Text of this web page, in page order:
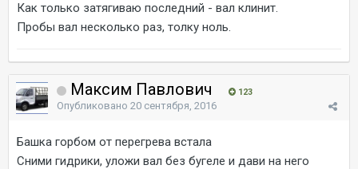
Как только затягиваю последний - вал клинит.
Пробы вал несколько раз, толку ноль.
Максим Павлович 123
Опубликовано 20 сентября, 2016
Башка горбом от перегрева встала
Сними гидрики, уложи вал без бугеле и дави на него